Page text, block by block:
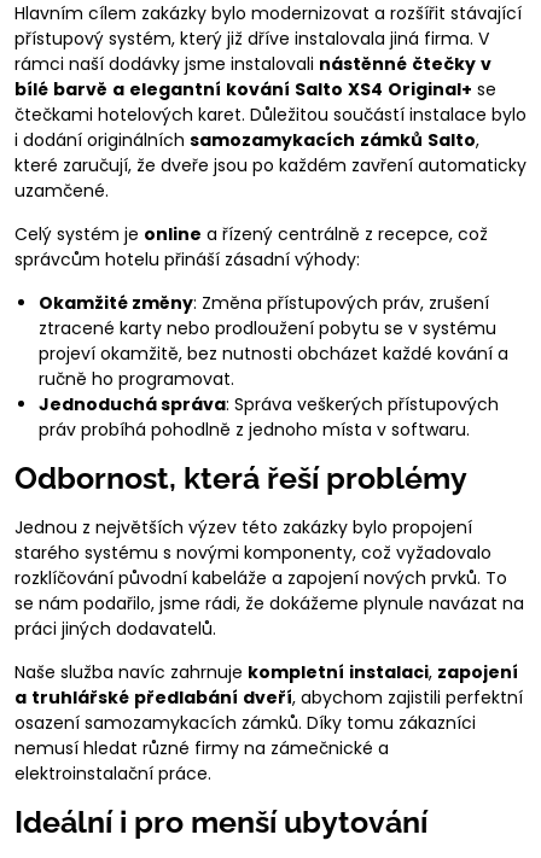
Hlavním cílem zakázky bylo modernizovat a rozšířit stávající
přístupový systém, který již dříve instalovala jiná firma. V
rámci naší dodávky jsme instalovali nástěnné čtečky v
bílé barvě a elegantní kování Salto XS4 Original+ se
čtečkami hotelových karet. Důležitou součástí instalace bylo
i dodání originálních samozamykacích zámků Salto,
které zaručují, že dveře jsou po každém zavření automaticky
uzamčené.
Celý systém je online a řízený centrálně z recepce, což
správcům hotelu přináší zásadní výhody:
Okamžité změny: Změna přístupových práv, zrušení
ztracené karty nebo prodloužení pobytu se v systému
projeví okamžitě, bez nutnosti obcházet každé kování a
ručně ho programovat.
Jednoduchá správa: Správa veškerých přístupových
práv probíhá pohodlně z jednoho místa v softwaru.
Odbornost, která řeší problémy
Jednou z největších výzev této zakázky bylo propojení
starého systému s novými komponenty, což vyžadovalo
rozklíčování původní kabeláže a zapojení nových prvků. To
se nám podařilo, jsme rádi, že dokážeme plynule navázat na
práci jiných dodavatelů.
Naše služba navíc zahrnuje kompletní instalaci, zapojení
a truhlářské předlabání dveří, abychom zajistili perfektní
osazení samozamykacích zámků. Díky tomu zákazníci
nemusí hledat různé firmy na zámečnické a
elektroinstalační práce.
Ideální i pro menší ubytování